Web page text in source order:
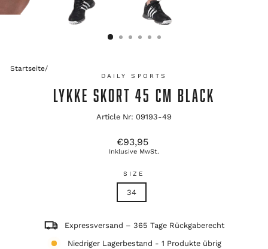
Startseite/
DAILY SPORTS
LYKKE SKORT 45 CM BLACK
Article Nr: 09193-49
Ursprünglicher
Preis
€93,95
Inklusive MwSt.
SIZE
34
Expressversand – 365 Tage Rückgaberecht
Niedriger Lagerbestand - 1 Produkte übrig